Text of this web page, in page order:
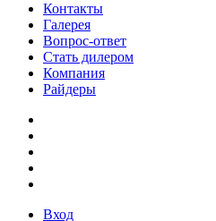
Контакты
Галерея
Вопрос-ответ
Стать дилером
Компания
Райдеры
Вход